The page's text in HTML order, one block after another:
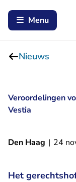
Menu
Nieuws
Veroordelingen
Vestia
Den Haag | 24
Het